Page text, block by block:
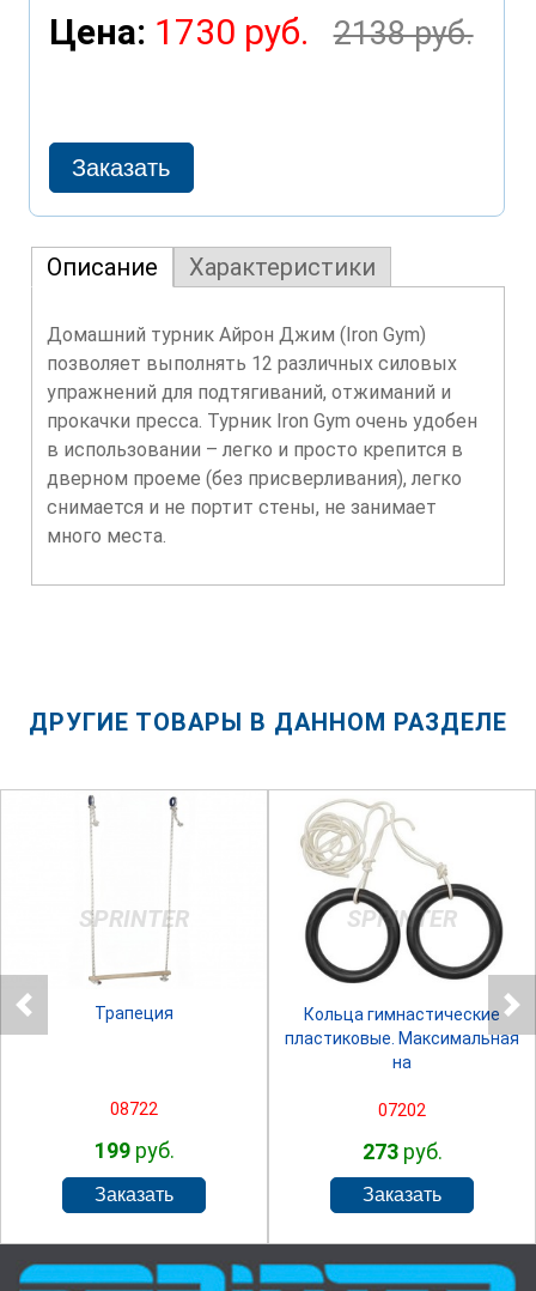
Цена: 1730 руб. 2138 руб.
Описание Характеристики
Домашний турник Айрон Джим (Iron Gym)
позволяет выполнять 12 различных силовых
упражнений для подтягиваний, отжиманий и
прокачки пресса. Турник Iron Gym очень удобен
в использовании – легко и просто крепится в
дверном проеме (без присверливания), легко
снимается и не портит стены, не занимает
много места.
ДРУГИЕ ТОВАРЫ В ДАННОМ РАЗДЕЛЕ
SPRINTER
Трапеция
08722
199руб.
SPRINTER
Кольца гимнастические
пластиковые. Максимальная
на
07202
273руб.